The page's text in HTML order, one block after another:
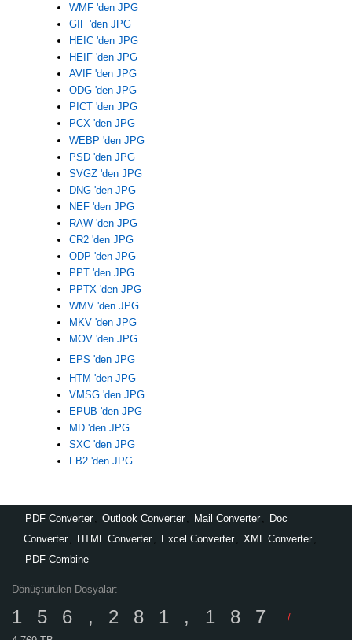
WMF 'den JPG
GIF 'den JPG
HEIC 'den JPG
HEIF 'den JPG
AVIF 'den JPG
ODG 'den JPG
PICT 'den JPG
PCX 'den JPG
WEBP 'den JPG
PSD 'den JPG
SVGZ 'den JPG
DNG 'den JPG
NEF 'den JPG
RAW 'den JPG
CR2 'den JPG
ODP 'den JPG
PPT 'den JPG
PPTX 'den JPG
WMV 'den JPG
MKV 'den JPG
MOV 'den JPG
EPS 'den JPG
HTM 'den JPG
VMSG 'den JPG
EPUB 'den JPG
MD 'den JPG
SXC 'den JPG
FB2 'den JPG
PDF Converter Outlook Converter Mail Converter
Doc
Converter
HTML Converter Excel Converter XML Converter
PDF Combine
Dönüştürülen Dosyalar:
156,281,187
/